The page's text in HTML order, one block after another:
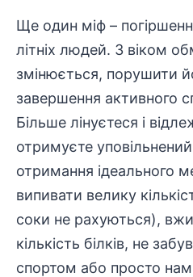
Ще один міф –
літніх людей. З віком
змінюється, порушити
завершення активного
Більше лінуєтеся і
отримуєте
отримання ідеального
випивати велику
соки не рахуються),
кількість білків, не
спортом або просто